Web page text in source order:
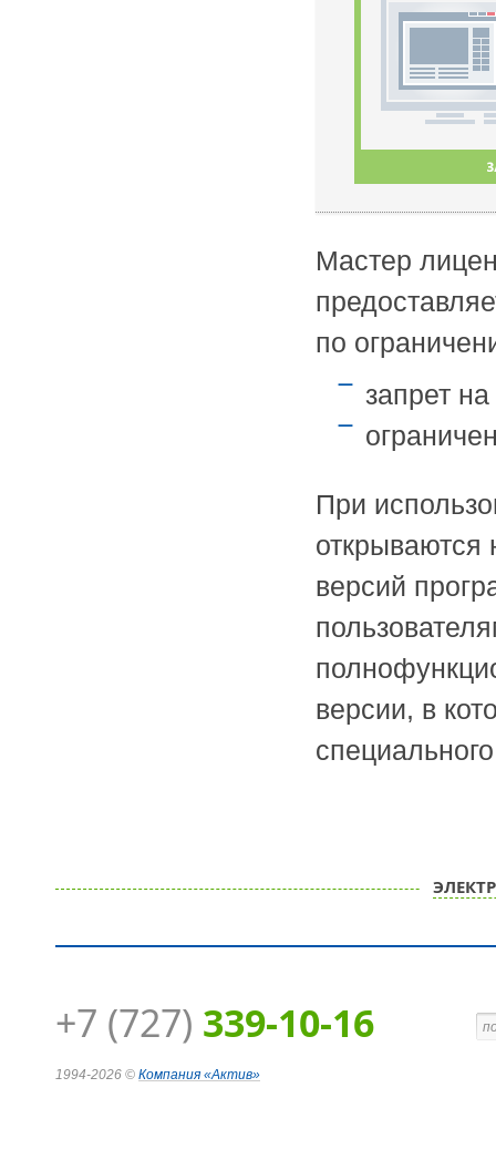
Мастер
по
запрет
При
открываются
версий
версии, в
+7 (727) 339-10-16
1994-2026 © Компания «Актив»